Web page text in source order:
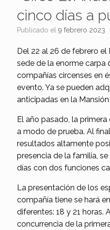
cinco días a
Publicado el 9 febrero 2023
Del 22 al 26 de febrero el
sede de la enorme carpa
compañías circenses en
evento. Ya se pueden
anticipadas en la
El año pasado, la
a modo de prueba. Al
resultados altamente
presencia de la familia,
días con dos funciones
La presentación de los
compañía tiene se hará
diferentes: 18 y 21 horas.
concurrencia de la